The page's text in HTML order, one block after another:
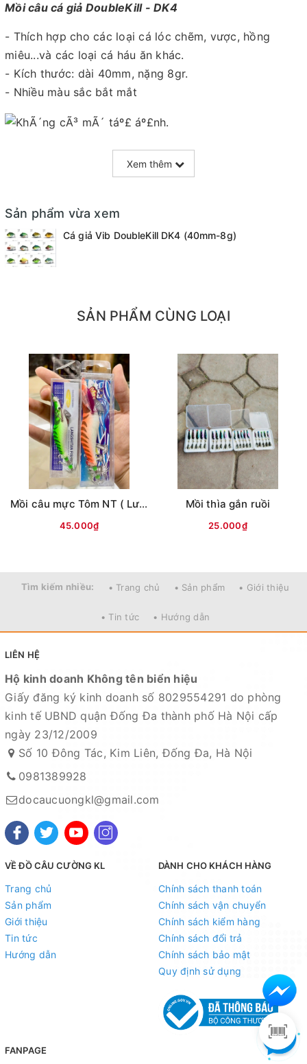
Mồi câu cá giả DoubleKill - DK4
- Thích hợp cho các loại cá lóc chẽm, vược, hồng
miêu...và các loại cá háu ăn khác.
- Kích thước: dài 40mm, nặng 8gr.
- Nhiều màu sắc bắt mắt
: 098.138.9928 - 098.902.9066 - 090.565.6668 -
CAM KẾT CỦA CỬA HÀNG CHÚNG TÔI
Đồ câu chính hãng, đúng thông tin mô tả và sản phẩm
đặt mua của khách hàng
Ảnh sản phẩm là cửa hàng 100% tự tay chụp nên mọi
thông tin và ảnh đều phù hợp với sản phẩm thực tế
Nếu sản phẩm bị lỗi hoặc xảy ra sự cố trong quá trình
vận chuyển, sử dụng. Chúng tôi sẽ hỗ trợ ngay cho quý
khách hàng và sẽ chịu trách nhiệm hoàn toàn để phục
vụ khách hàng tốt nhất
- Shopee:https://shopee.vn/docaucuongkl
- Sendo:
kl"
- Zalo OA: https://zalo.me/4190676579548541614
Địa chỉ cửa hàng : Số 10 Đông Tác, Kim Liên, Đống Đa,
Hà Nội
Xem bản đồ chỉ dẫn đường đi
Chuyên sỉ lẻ toàn quốc - Giao hàng toàn quốc - Nhận
ship COD ( nhận hàng thanh toán )
1. Ngân hàng Kỹ thương TECHCOMBANK - CN Hoàng
Hoa Thám - Hà Nội
Số tài khoản : 19021180136019
Chủ tài khoản : Nguyễn Thị Tuyết Minh
2. Ngân hàng Ngoại thương VIETCOMBANK -
CN Hà
Số tài khoản : 0021001015829
Chủ tài khoản : Nguyễn Thị Tuyết Minh
Xem thêm
Sản phẩm vừa xem
Cá giả Vib DoubleKill DK4 (40mm-8g)
SẢN PHẨM CÙNG LOẠI
Mồi câu mực Tôm NT ( Lưng vằn )
45.000₫
Mồi thìa gắn ruồi
25.000₫
Tìm kiếm nhiều: • Trang chủ • Sản phẩm • Giới thiệu
• Tin tức • Hướng dẫn
LIÊN HỆ
Hộ kinh doanh Không tên biển hiệu
Giấy đăng ký kinh doanh số 8029554291 do phòng
kinh tế UBND quận Đống Đa thành phố Hà Nội cấp
ngày 23/12/2009
Số 10 Đông Tác, Kim Liên, Đống Đa, Hà Nội
0981389928
docaucuongkl@gmail.com
VỀ ĐỒ CÂU CƯỜNG KL
Trang chủ
Sản phẩm
Giới thiệu
Tin tức
Hướng dẫn
DÀNH CHO KHÁCH HÀNG
Chính sách thanh toán
Chính sách vận chuyển
Chính sách kiểm hàng
Chính sách đổi trả
Chính sách bảo mật
Quy định sử dụng
FANPAGE